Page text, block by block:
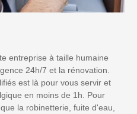
entreprise à taille humaine
24h/7 et la rénovation.
est là pour vous servir et
en moins de 1h. Pour
la robinetterie, fuite d'eau,